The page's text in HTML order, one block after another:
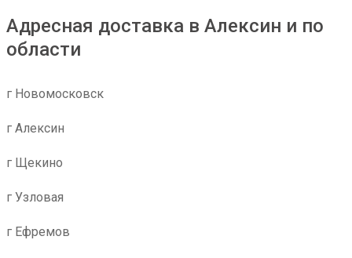
Адресная доставка в Алексин и по
области
г Новомосковск
г Алексин
г Щекино
г Узловая
г Ефремов